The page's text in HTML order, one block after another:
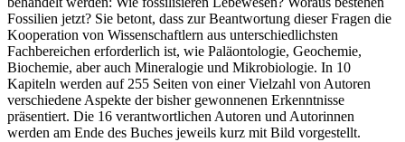
Fossilien jetzt? Sie betont, dass zur Beantwortung dieser Fragen die
Kooperation von Wissenschaftlern aus unterschiedlichsten
Fachbereichen erforderlich ist, wie Paläontologie, Geochemie,
Biochemie, aber auch Mineralogie und Mikrobiologie. In 10
Kapiteln werden auf 255 Seiten von einer Vielzahl von Autoren
verschiedene Aspekte der bisher gewonnenen Erkenntnisse
präsentiert. Die 16 verantwortlichen Autoren und Autorinnen
werden am Ende des Buches jeweils kurz mit Bild vorgestellt.